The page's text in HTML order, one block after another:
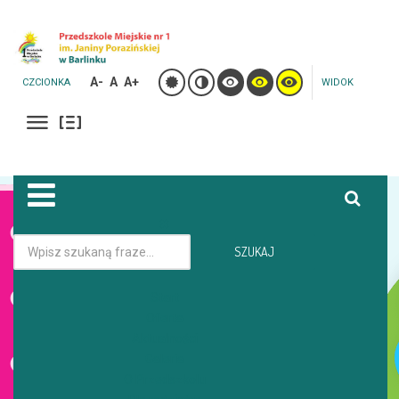
CZCIONKA A- A A+ WIDOK
SZUKAJ
Jesteś tutaj:Strona główna
DZIEŃ DZIEWCZYNKI W GRUPIE MOTYLKI